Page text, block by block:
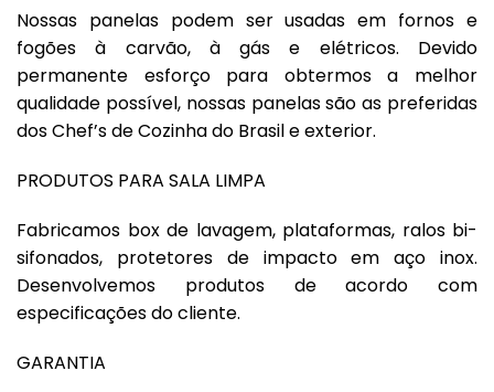
Nossas panelas podem ser usadas em fornos e
fogões à carvão, à gás e elétricos. Devido
permanente esforço para obtermos a melhor
qualidade possível, nossas panelas são as preferidas
dos Chef’s de Cozinha do Brasil e exterior.
PRODUTOS PARA SALA LIMPA
Fabricamos box de lavagem, plataformas, ralos bi-
sifonados, protetores de impacto em aço inox.
Desenvolvemos produtos de acordo com
especificações do cliente.
GARANTIA